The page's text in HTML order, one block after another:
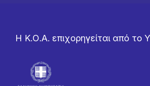
Η Κ.Ο.Α. επιχορηγείται από το